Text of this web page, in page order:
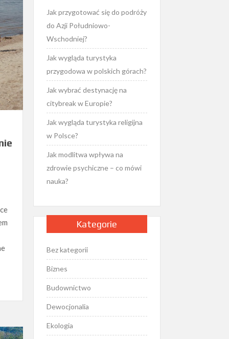
Jak przygotować się do podróży
do Azji Południowo-
Wschodniej?
Jak wygląda turystyka
przygodowa w polskich górach?
Jak wybrać destynację na
citybreak w Europie?
Jak wygląda turystyka religijna
w Polsce?
Jak modlitwa wpływa na
zdrowie psychiczne – co mówi
nauka?
Kategorie
Bez kategorii
Biznes
Budownictwo
Dewocjonalia
Ekologia